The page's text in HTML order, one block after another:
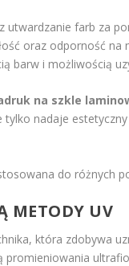
utwardzanie farb za
oraz odporność
barw i możliwością
na szkle
tylko nadaje
do różnych
METODY UV
która zdobywa
promieniowania